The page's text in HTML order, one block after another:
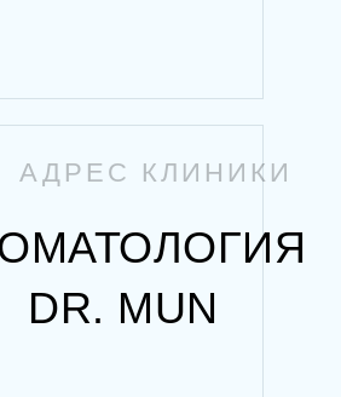
АДРЕС КЛИНИКИ
DR. MUN